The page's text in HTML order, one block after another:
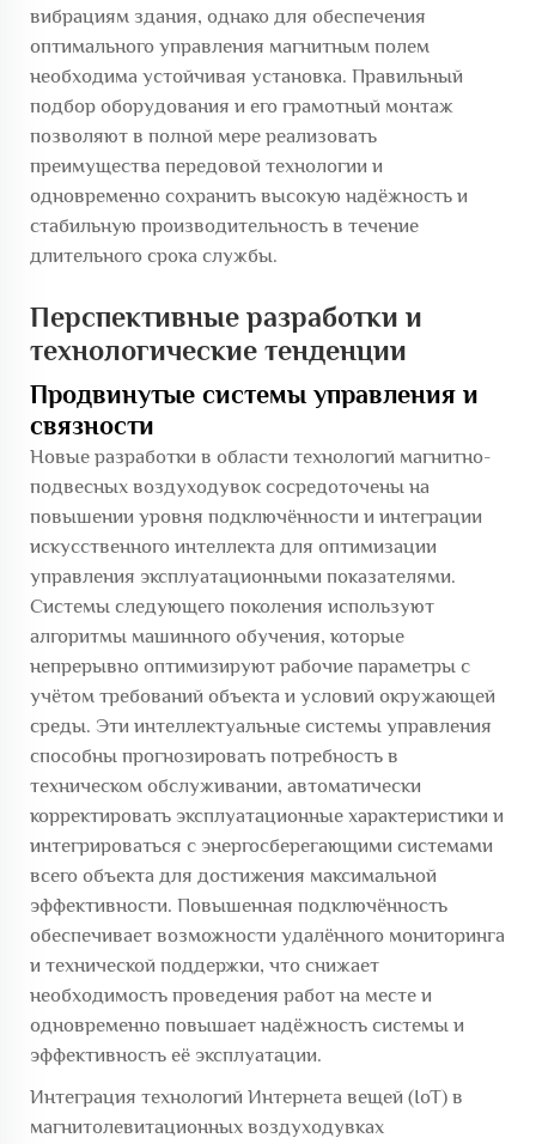
вибрациям здания, однако для обеспечения
оптимального управления магнитным полем
необходима устойчивая установка. Правильный
подбор оборудования и его грамотный монтаж
позволяют в полной мере реализовать
преимущества передовой технологии и
одновременно сохранить высокую надёжность и
стабильную производительность в течение
длительного срока службы.
Перспективные разработки и
технологические тенденции
Продвинутые системы управления и
связности
Новые разработки в области технологий магнитно-
подвесных воздуходувок сосредоточены на
повышении уровня подключённости и интеграции
искусственного интеллекта для оптимизации
управления эксплуатационными показателями.
Системы следующего поколения используют
алгоритмы машинного обучения, которые
непрерывно оптимизируют рабочие параметры с
учётом требований объекта и условий окружающей
среды. Эти интеллектуальные системы управления
способны прогнозировать потребность в
техническом обслуживании, автоматически
корректировать эксплуатационные характеристики и
интегрироваться с энергосберегающими системами
всего объекта для достижения максимальной
эффективности. Повышенная подключённость
обеспечивает возможности удалённого мониторинга
и технической поддержки, что снижает
необходимость проведения работ на месте и
одновременно повышает надёжность системы и
эффективность её эксплуатации.
Интеграция технологий Интернета вещей (IoT) в
магнитолевитационных воздуходувках